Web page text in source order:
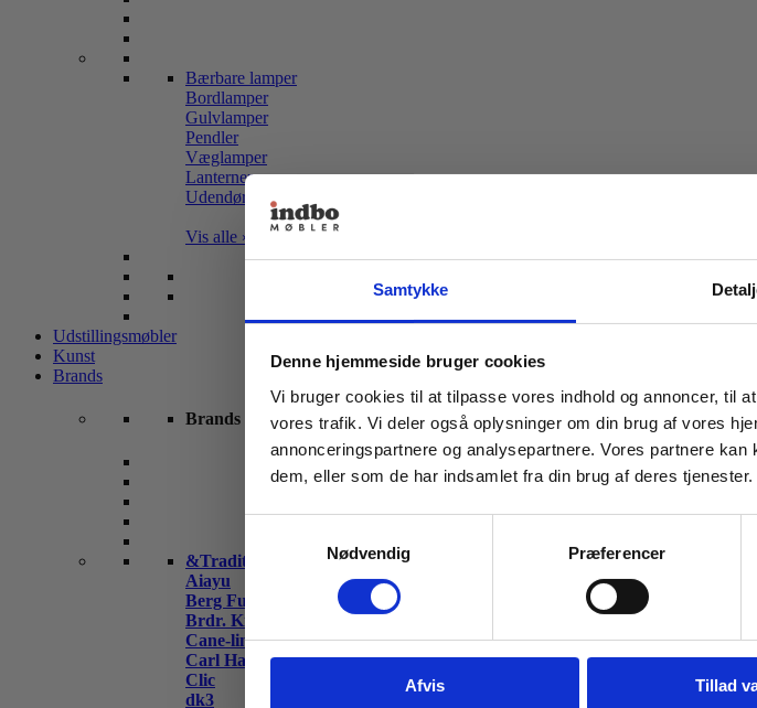
Samtykke
Denne hjemmeside bruger cookies
Vi bruger cookies til at tilpasse vores indhold og annoncer, til
vores trafik. Vi deler også oplysninger om din brug af vores
annonceringspartnere og analysepartnere. Vores partnere
dem, eller som de har indsamlet fra din brug af deres tjenester.
Nødvendig
Præferencer
Afvis Tillad
Bærbare lamper
Bordlamper
Gulvlamper
Pendler
Væglamper
Lanterner
Udendørslamper
Vis alle »
Udstillingsmøbler
Kunst
Brands
Brands
&Tradition
Aiayu
Berg Furniture
Brdr. Krüger
Cane-line
Carl Hansen & Søn
Clic
dk3
Spar
Bliv
Navn